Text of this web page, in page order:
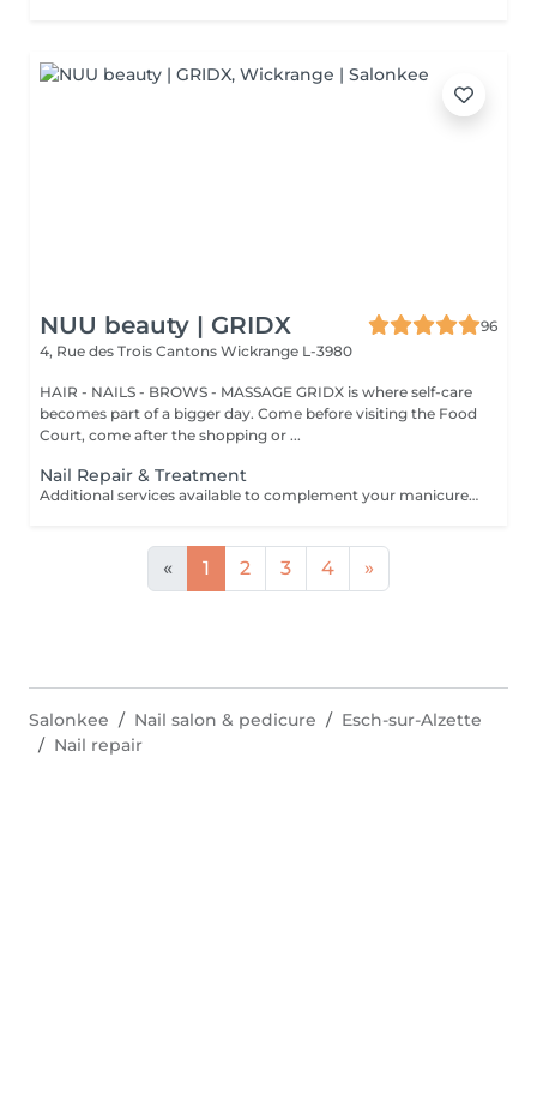
NUU beauty | GRIDX
96
4, Rue des Trois Cantons Wickrange L-3980
HAIR - NAILS - BROWS - MASSAGE GRIDX is where self-care
becomes part of a bigger day. Come before visiting the Food
Court, come after the shopping or ...
Nail Repair & Treatment
Additional services available to complement your manicure or as standalone treatments. Nail Repair per nail (during service) Minor repair of a single nail (small crack, local damage or broken nail). This option can be added multiple times if more than one nail requires repair. Charged at 3€ per nail for Manicure with Gel Polish services. Nail Repair per nail (walk-in) Repair of one nail without manicure or polish application. Suitable for clients booking a repair only. Onycholysis Treatment per nail Targeted care for nails affected by onycholysis. Performed without polish to support healthy nail recovery. IBX Nail Repair System Professional nail treatment designed to strengthen and restore natural nails. Can be booked alone or combined with gel removal for deeper repair. Gel Polish Removal Gentle and careful removal of gel polish.
« 1 2 3 4 »
Salonkee Nail salon & pedicure
Esch-sur-Alzette
Nail repair